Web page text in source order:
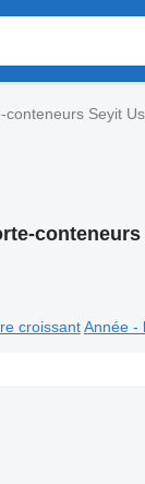
Seyit
conteneurs
croissant Année -